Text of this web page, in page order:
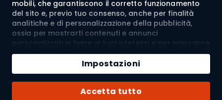
mobili, che garantiscono il corretto funzionamento
del sito e, previo tuo consenso, anche per finalità
analitiche e di personalizzazione della pubblicità,
ossia per mostrarti contenuti e annunci
personalizzati in base ai tuoi interessi e per misurarne
l’efficacia. I cookie e gli identificatori pubblicitari
mobili possono essere utilizzati sia per attività
pubblicitarie personalizzate sia non personalizzate, a
seconda dei consensi da te espressi. Se clicchi su
“Accetta tutto”, acconsenti al trattamento dei tuoi
Accetta tutto
Impostazioni
Quantità
Aggiungi al carrello
Acquista con
Chi siamo
© 2026 Sportano